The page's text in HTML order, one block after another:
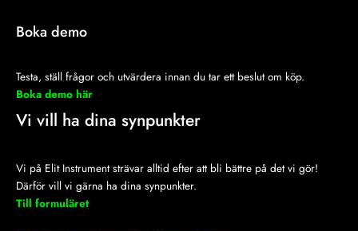
Boka demo
Testa, ställ frågor och utvärdera innan du tar ett beslut om köp.
Boka demo här
Vi vill ha dina synpunkter
Vi på Elit Instrument strävar alltid efter att bli bättre på det vi gör!
Därför vill vi gärna ha dina synpunkter.
Till formuläret